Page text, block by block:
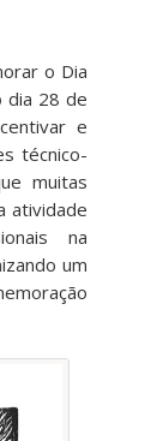
o Dia
dia 28 de
e
técnico-
muitas
atividade
na
um